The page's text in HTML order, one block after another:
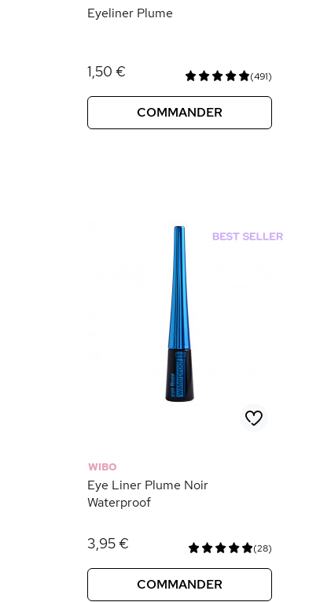
Eyeliner Plume
1,50 € (491)
COMMANDER
WIBO
Eye Liner Plume Noir
Waterproof
3,95 € (28)
COMMANDER